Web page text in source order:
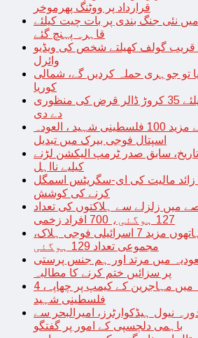
قرارداد پر ووٹنگ پھرموخر
نئی جنگ بندی پر بات چیت کیلئے
قاہرہ پہنچ گئے
قریب گولف کھیلتے شخص کی ویڈیو
وائرل
تو جوہری حملہ کردیں گے، شمالی
کوریا
ورلڈ بینک نے پاکستان کیلئے 35 کروڑ ڈالر قرض کی منظوری
دے دی
اسرائیلی بمباری سے مزید 100 فلسطینی شہید ، العودہ
اسپتال فوجی بیرک میں تبدیل
سابق صدر ٹرمپ الیکشن لڑنے
کیلیے نااہل
سے زائد مالیت کی ای-سگریٹس اسمگل
کرنے کی کوشش
میں زلزلے سے ہلاکتوں کی تعداد
127 ہوگئی، 700 افراد زخمی
غزہ؛ حماس کے ہاتھوں مزید 7 اسرائیلی فوجی ہلاک،
مجموعی تعداد 129 ہوگئی
میں مرتد اور ہم جنس پرستی
پر سزائیں ختم کرنے کا مطالبہ
اسرائیل کا فارعہ میں مہاجرین کے کیمپ پر چھاپہ، 4
فلسطینی شہید
نیول ہیڈکوارٹرز، امیرالبحر سے
باہمی دلچسپی کے امور پر گفتگو